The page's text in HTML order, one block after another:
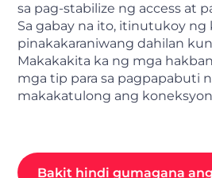
sa pag-stabilize ng access at
Sa gabay na ito, itinutukoy
pinakakaraniwang dahilan
Makakakita ka ng mga
mga tip para sa pagpapabuti
makakatulong ang
Bakit hindi gumagana